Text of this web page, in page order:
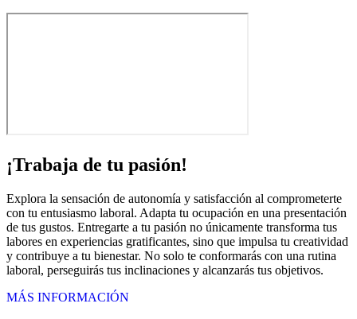
¡Trabaja de tu pasión!
Explora la sensación de autonomía y satisfacción al comprometerte
con tu entusiasmo laboral. Adapta tu ocupación en una presentación
de tus gustos. Entregarte a tu pasión no únicamente transforma tus
labores en experiencias gratificantes, sino que impulsa tu creatividad
y contribuye a tu bienestar. No solo te conformarás con una rutina
laboral, perseguirás tus inclinaciones y alcanzarás tus objetivos.
MÁS INFORMACIÓN